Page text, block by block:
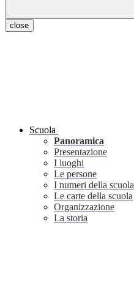
close
Scuola
Panoramica
Presentazione
I luoghi
Le persone
I numeri della scuola
Le carte della scuola
Organizzazione
La storia